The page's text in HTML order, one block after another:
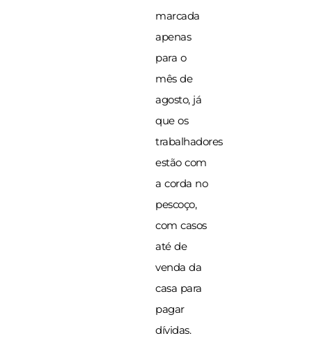
marcada
apenas
para o
mês de
agosto, já
que os
trabalhadores
estão com
a corda no
pescoço,
com casos
até de
venda da
casa para
pagar
dívidas.